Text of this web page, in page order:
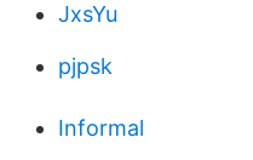
JxsYu
pjpsk
Informal